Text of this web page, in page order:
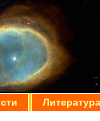
Литература